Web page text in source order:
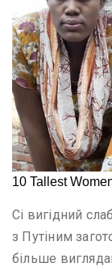
Сі вигідний
з Путіним
більше